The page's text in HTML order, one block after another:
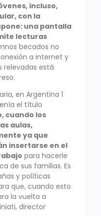
incluso,
con la
una pantalla
lecturas
becados no
a internet y
relevadas está
en Argentina 1
el título
cuando los
aulas,
ya que
insertarse en el
para hacerle
de sus familias. Es
y políticas
que, cuando esto
la vuelta a
director